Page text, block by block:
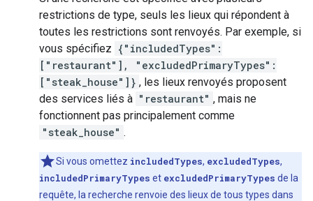
restrictions de type, seuls les lieux qui répondent à
toutes les restrictions sont renvoyés. Par exemple, si
vous spécifiez {"includedTypes":
["restaurant"], "excludedPrimaryTypes":
["steak_house"]} , les lieux renvoyés proposent
des services liés à "restaurant" , mais ne
fonctionnent pas principalement comme
"steak_house" .
Si vous omettez includedTypes, excludedTypes,
includedPrimaryTypes et excludedPrimaryTypes de la
requête, la recherche renvoie des lieux de tous types dans